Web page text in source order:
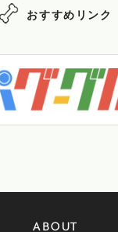
おすすめリンク
ABOUT